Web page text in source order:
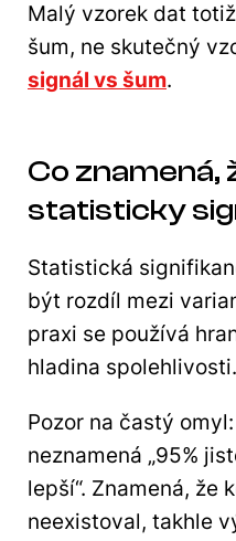
Malý vzorek dat
šum, ne skutečný
signál vs šum.
Co znamená,
statisticky
Statistická
být rozdíl mezi
praxi se používá
hladina spolehlivosti.
Pozor na častý
neznamená „95%
lepší“. Znamená, že
neexistoval, takhle